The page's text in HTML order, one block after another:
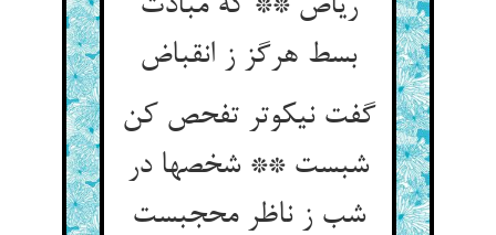
بسط هرگز ز انقباض
گفت نیکوتر تفحص کن
شبست ** شخصها در
شب ز ناظر محجبست